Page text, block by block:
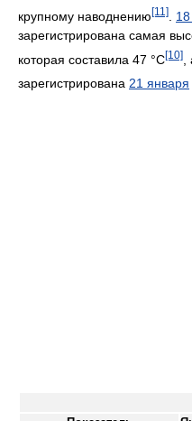
крупному наводнению[11]
зарегистрирована самая
которая составила 47 °C[10]
зарегистрирована 21 января